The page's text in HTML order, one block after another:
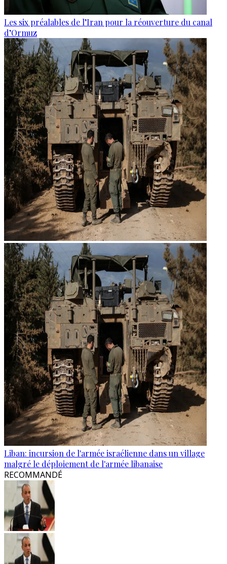
Les six préalables de l’Iran pour la réouverture du canal
d’Ormuz
Liban: incursion de l'armée israélienne dans un village
malgré le déploiement de l'armée libanaise
RECOMMANDÉ